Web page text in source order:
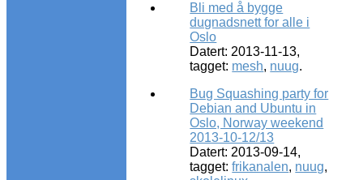
Bli med å bygge
dugnadsnett for alle i
Oslo
Datert: 2013-11-13,
tagget: mesh, nuug.
Bug Squashing party for
Debian and Ubuntu in
Oslo, Norway weekend
2013-10-12/13
Datert: 2013-09-14,
tagget:frikanalen, nuug,